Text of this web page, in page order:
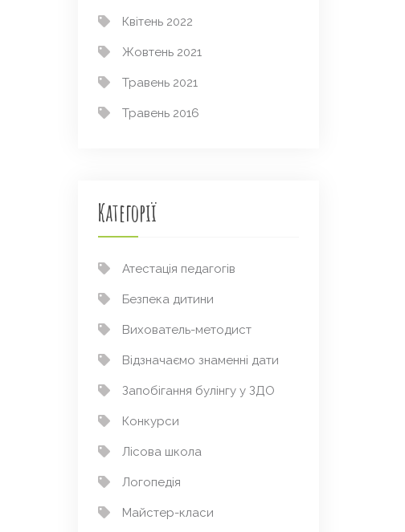
Квітень 2022
Жовтень 2021
Травень 2021
Травень 2016
Категорії
Атестація педагогів
Безпека дитини
Вихователь-методист
Відзначаємо знаменні дати
Запобігання булінгу у ЗДО
Конкурси
Лісова школа
Логопедія
Майстер-класи